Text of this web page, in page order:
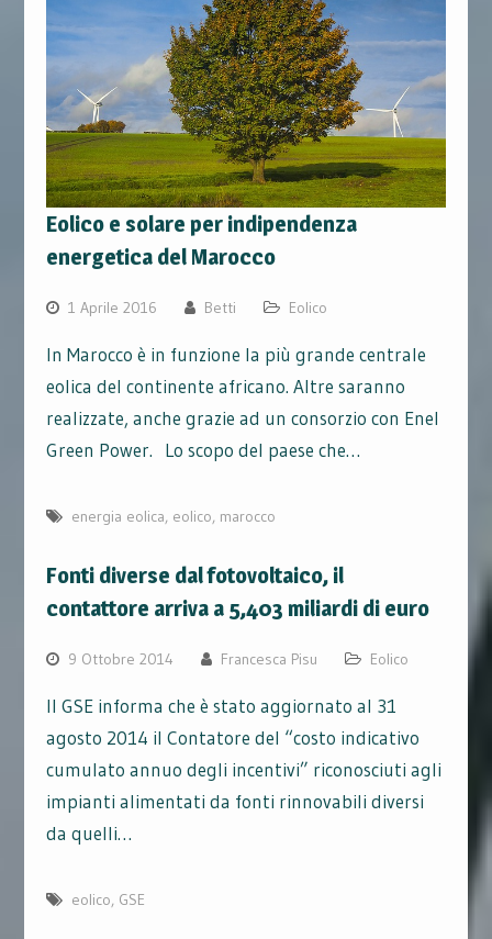
Eolico e solare per indipendenza
energetica del Marocco
1 Aprile 2016 Betti Eolico
In Marocco è in funzione la più grande centrale
eolica del continente africano. Altre saranno
realizzate, anche grazie ad un consorzio con Enel
Green Power. Lo scopo del paese che…
energia eolica, eolico, marocco
Fonti diverse dal fotovoltaico, il
contattore arriva a 5,403 miliardi di euro
9 Ottobre 2014 Francesca Pisu Eolico
Il GSE informa che è stato aggiornato al 31
agosto 2014 il Contatore del “costo indicativo
cumulato annuo degli incentivi” riconosciuti agli
impianti alimentati da fonti rinnovabili diversi
da quelli…
eolico, GSE